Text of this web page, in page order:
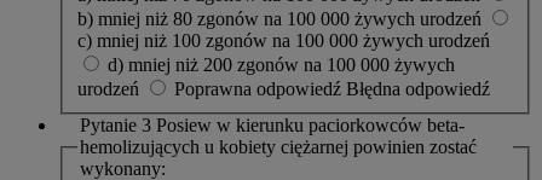
b) mniej niż 80 zgonów na 100 000 żywych urodzeń
c) mniej niż 100 zgonów na 100 000 żywych urodzeń
d) mniej niż 200 zgonów na 100 000 żywych
urodzeń
Poprawna odpowiedź Błędna odpowiedź
Pytanie 3 Posiew w kierunku paciorkowców beta-
hemolizujących u kobiety ciężarnej powinien zostać
wykonany: